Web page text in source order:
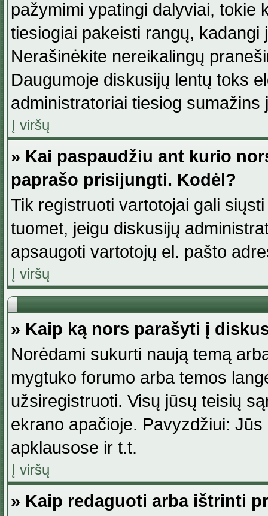
pažymimi ypatingi dalyviai, tokie
tiesiogiai pakeisti rangų,
Nerašinėkite nereikalingų
Daugumoje diskusijų lentų toks
administratoriai tiesiog
Į viršų
» Kai paspaudžiu ant kurio
paprašo prisijungti. Kodėl?
Tik registruoti vartotojai gali
tuomet, jeigu diskusijų
apsaugoti vartotojų el. pašto
Į viršų
» Kaip ką nors parašyti į
Norėdami sukurti naują temą
mygtuko forumo arba temos
užsiregistruoti. Visų jūsų teisių
ekrano apačioje. Pavyzdžiui:
apklausose ir t.t.
Į viršų
» Kaip redaguoti arba ištrinti